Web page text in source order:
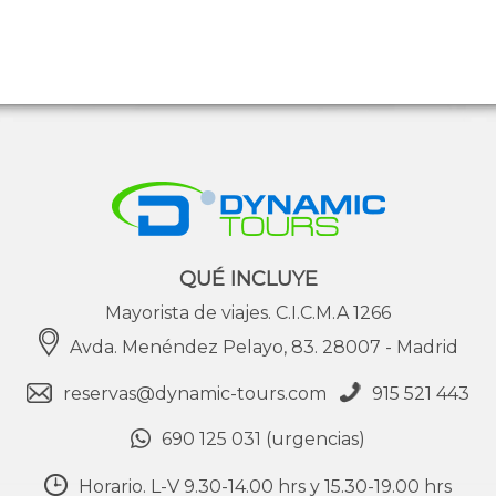
5 - BEIJING - XI’AN
ha, donde los emperadores rezaban por las
buenas cosechas. Almuerzo. Por la tarde,
traslado a la estación de tren para tomar el
a Xi´an, antigua capital de China con 3.000
años de existencia, única capital amurallada y
punto de partida de la famosa “Ruta de la
Seda”. Llegada a Xi´an .Traslado al hotel.
Guerreros y Corceles de Terracota, en el que
QUÉ INCLUYE
Mayorista de viajes. C.I.C.M.A 1266
Avda. Menéndez Pelayo, 83. 28007 - Madrid
reservas@dynamic-tours.com 915 521 443
690 125 031 (urgencias)
Horario. L-V 9.30-14.00 hrs y 15.30-19.00 hrs